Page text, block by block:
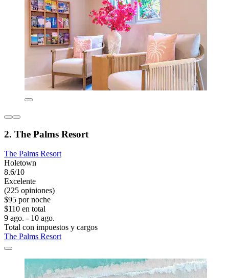
2. The Palms Resort
The Palms Resort
Holetown
8.6/10
Excelente
(225 opiniones)
$95 por noche
$110 en total
9 ago. - 10 ago.
Total con impuestos y cargos
The Palms Resort